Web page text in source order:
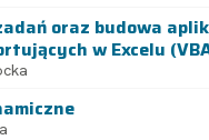
oraz budowa
w Excelu